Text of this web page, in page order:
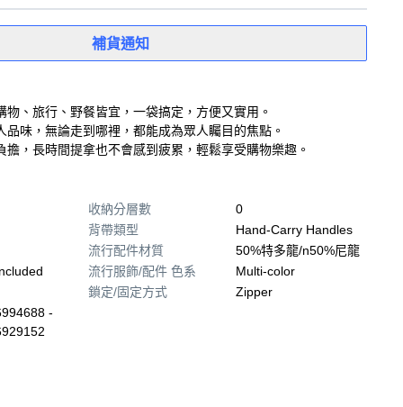
補貨通知
、旅行、野餐皆宜，一袋搞定，方便又實用。
味，無論走到哪裡，都能成為眾人矚目的焦點。
，長時間提拿也不會感到疲累，輕鬆享受購物樂趣。
-
收納分層數
0
背帶類型
Hand-Carry Handles
流行配件材質
50%特多龍/n50%尼龍
流行服飾/配件 色系
Multi-color
鎖定/固定方式
Zipper